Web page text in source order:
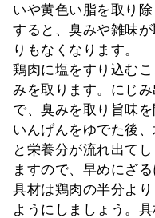
いや黄色い脂を取り
すると、臭みや雑味
りもなくなります。
鶏肉に塩をすり込む
みを取ります。にじ
で、臭みを取り旨味を
いんげんをゆでた後
と栄養分が流れ出て
ますので、早めにざ
具材は鶏肉の半分よ
ようにしましょう。